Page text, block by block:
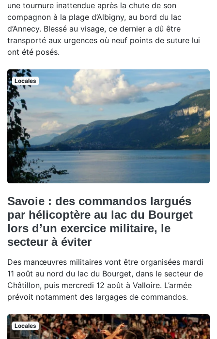
une tournure inattendue après la chute de son
compagnon à la plage d’Albigny, au bord du lac
d’Annecy. Blessé au visage, ce dernier a dû être
transporté aux urgences où neuf points de suture lui
ont été posés.
Locales
Savoie : des commandos largués
par hélicoptère au lac du Bourget
lors d’un exercice militaire, le
secteur à éviter
Des manœuvres militaires vont être organisées mardi
11 août au nord du lac du Bourget, dans le secteur de
Châtillon, puis mercredi 12 août à Valloire. L’armée
prévoit notamment des largages de commandos.
Locales